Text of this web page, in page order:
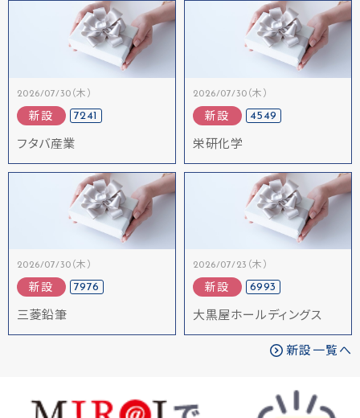
2026/07/30（木）
新設 7241
フタバ産業
2026/07/30（木）
新設 4549
栄研化学
2026/07/30（木）
新設 7976
三菱鉛筆
2026/07/23（木）
新設 6993
大黒屋ホールディングス
新設一覧へ